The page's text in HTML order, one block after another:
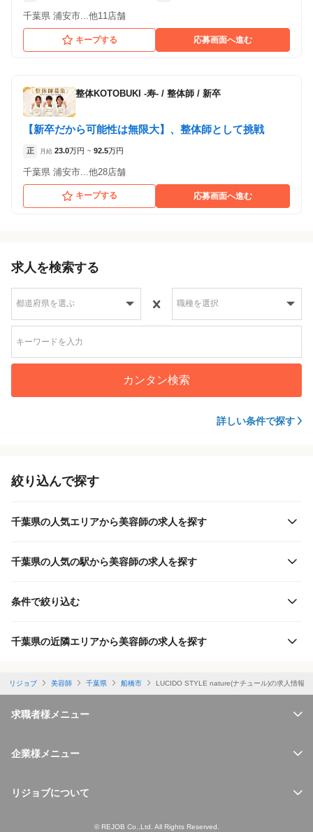
求人を検索する
カンタン検索
詳しい条件で探す
千葉県 浦安市...他11店舗
キープする 応募画面へ進む
整体KOTOBUKI -寿- / 整体師 / 新卒
【新卒だから可能性は無限大】、整体師として挑戦
正 月給 23.0万円 ~ 92.5万円
千葉県 浦安市...他28店舗
キープする 応募画面へ進む
絞り込んで探す
千葉県の人気エリアから美容師の求人を探す
千葉県の人気の駅から美容師の求人を探す
条件で絞り込む
千葉県の近隣エリアから美容師の求人を探す
リジョブ 美容師 千葉県 船橋市 LUCIDO STYLE nature(ナチュール)の求人情報
求職者様メニュー
企業様メニュー
リジョブについて
© REJOB Co.,Ltd. All Rights Reserved.